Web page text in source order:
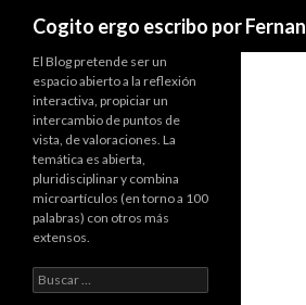
Cogito ergo escribo por
El Blog pretende ser un
espacio abierto a la reflexión
interactiva, propiciar un
intercambio de puntos de
vista, de valoraciones. La
temática es abierta,
pluridisciplinar y combina
microartículos (en torno a 100
palabras) con otros más
extensos.
B
u